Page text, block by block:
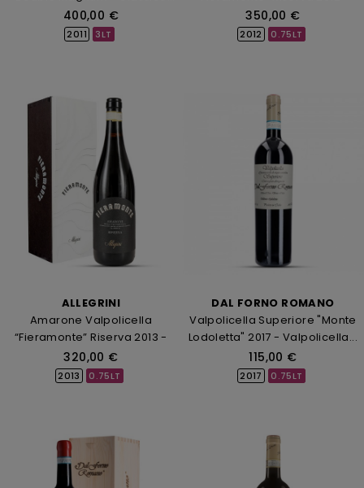
400,00 €
2011 3LT
Valpolicella...
350,00 €
2012 0.75LT
ALLEGRINI
Amarone Valpolicella
“Fieramonte” Riserva 2013 -
Valpolicella...
320,00 €
2013 0.75LT
DAL FORNO ROMANO
Valpolicella Superiore "Monte
Lodoletta" 2017 - Valpolicella...
115,00 €
2017 0.75LT